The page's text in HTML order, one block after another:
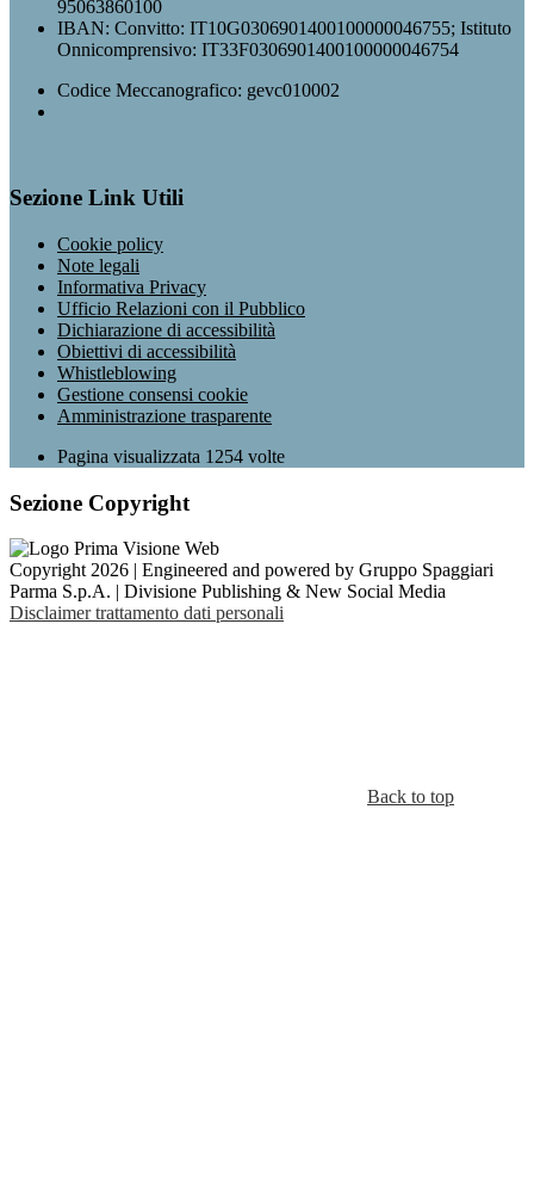
95063860100
IBAN: Convitto: IT10G0306901400100000046755; Istituto
Onnicomprensivo: IT33F0306901400100000046754
Codice Meccanografico: gevc010002
Sezione Link Utili
Cookie policy
Note legali
Informativa Privacy
Ufficio Relazioni con il Pubblico
Dichiarazione di accessibilità
Obiettivi di accessibilità
Whistleblowing
Gestione consensi cookie
Amministrazione trasparente
Pagina visualizzata 1254 volte
Sezione Copyright
Copyright 2026 | Engineered and powered by Gruppo Spaggiari
Parma S.p.A. | Divisione Publishing & New Social Media
Disclaimer trattamento dati personali
Back to top